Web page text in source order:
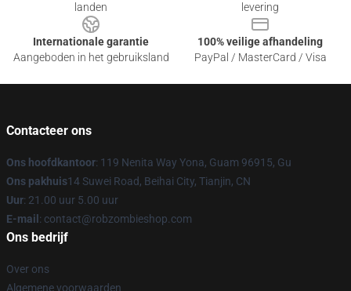
landen
levering
Internationale garantie
Aangeboden in het gebruiksland
100% veilige afhandeling
PayPal / MasterCard / Visa
Contacteer ons
Ons hoofdkantoor: 119 Nenita Way Yona, Guam 96915, Gu
Ons pakhuis14 Suwei Road, Beihai City, Tianjin, CN
Uur: 21.00 uur 5.00 uur
E-mail : contact@robzombieshop.com
Ons bedrijf
Over ons
Algemene voorwaarden